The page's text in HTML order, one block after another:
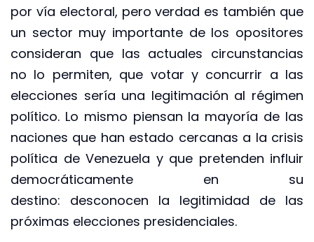
por vía electoral, pero verdad es también que
un sector muy importante de los opositores
consideran que las actuales circunstancias
no lo permiten, que votar y concurrir a las
elecciones sería una legitimación al régimen
político. Lo mismo piensan la mayoría de las
naciones que han estado cercanas a la crisis
política de Venezuela y que pretenden influir
democráticamente en su
destino: desconocen la legitimidad de las
próximas elecciones presidenciales.